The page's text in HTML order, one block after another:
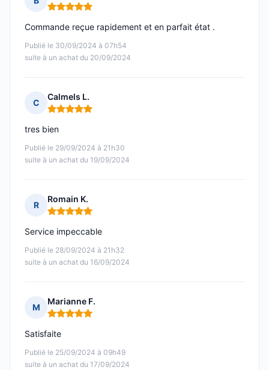
Note : 5 sur 5
Publié le 30/09/2024 à 07h54
suite à un achat du 20/09/2024
Commande reçue rapidement et en parfait état .
C
Calmels L.
Note : 5 sur 5
Publié le 29/09/2024 à 21h30
suite à un achat du 19/09/2024
tres bien
R
Romain K.
Note : 5 sur 5
Publié le 28/09/2024 à 21h32
suite à un achat du 16/09/2024
Service impeccable
M
Marianne F.
Note : 5 sur 5
Publié le 25/09/2024 à 09h49
suite à un achat du 17/09/2024
Satisfaite